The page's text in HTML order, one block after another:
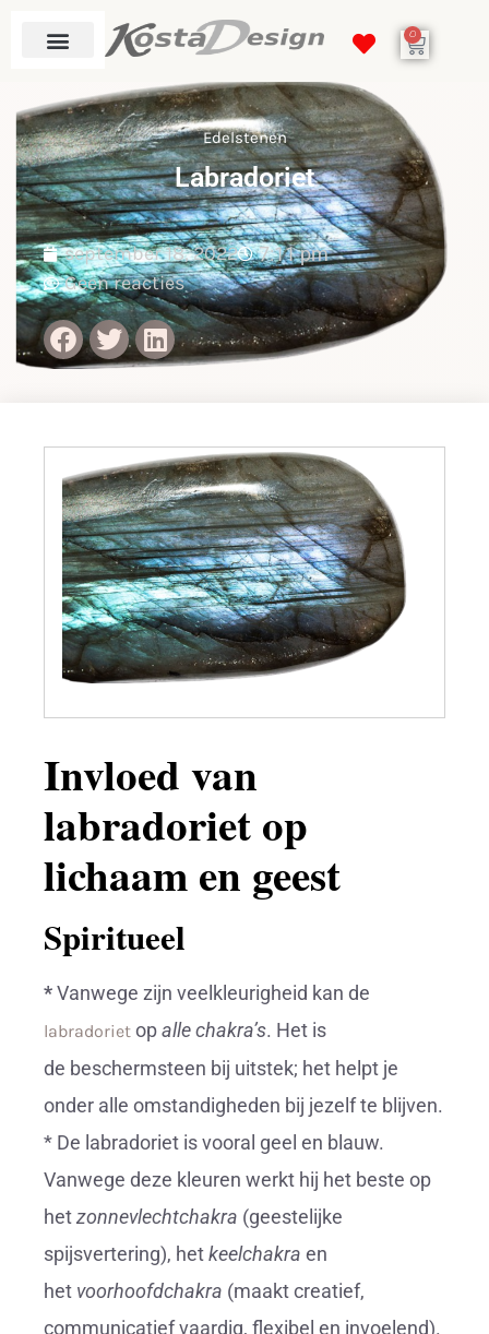
0
Edelstenen
Labradoriet
september 18, 2022 7:11 pm
Geen reacties
Invloed van
labradoriet op
lichaam en geest
Spiritueel
*Vanwege zijn veelkleurigheid kan de
labradoriet opalle chakra’s. Het is
de beschermsteen bij uitstek; het helpt je
onder alle omstandigheden bij jezelf te blijven.
* De labradoriet is vooral geel en blauw.
Vanwege deze kleuren werkt hij het beste op
hetzonnevlechtchakra (geestelijke
spijsvertering), hetkeelchakra en
het voorhoofdchakra (maakt creatief,
communicatief vaardig, flexibel en invoelend).